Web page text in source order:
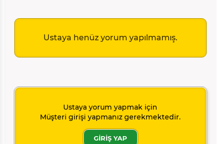
Ustaya henüz yorum yapılmamış.
Ustaya yorum yapmak için
Müşteri girişi yapmanız gerekmektedir.
GİRİŞ YAP